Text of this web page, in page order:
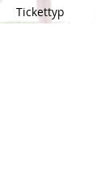
Tickettyp